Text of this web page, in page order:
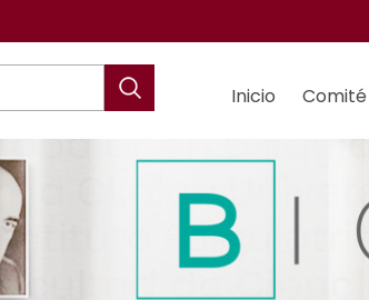
Inicio Comité